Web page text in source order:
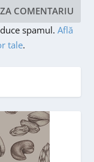
spamul.Află
tale.